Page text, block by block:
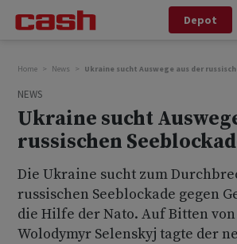
Depot
Home News Ukraine sucht Auswege aus der
NEWS
Ukraine sucht
russischen
Die Ukraine sucht zum
russischen Seeblockade gegen
die Hilfe der Nato. Auf Bitten
Wolodymyr Selenskyj tagte der